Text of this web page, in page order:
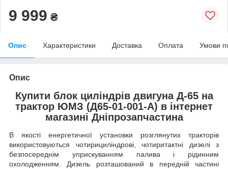
9 999 ₴
Опис Характеристики Доставка Оплата Умови
Опис
Купити блок циліндрів двигуна Д-65 на
трактор ЮМЗ (Д65-01-001-А) в інтернет
магазині Дніпрозапчастина
В якості енергетичної установки розглянутих тракторів
використовуються чотирициліндрові, чотиритактні дизелі з
безпосереднім уприскуванням палива і рідинним
охолодженням. Дизель розташований в передній частині